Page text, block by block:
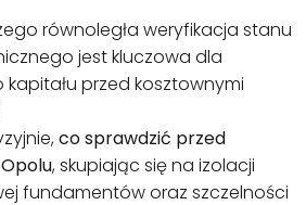
równoległa weryfikacja stanu
jest kluczowa dla
przed kosztownymi
co sprawdzić przed
, skupiając się na izolacji
fundamentów oraz szczelności